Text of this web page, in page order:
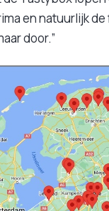
en natuurlijk de
door.”